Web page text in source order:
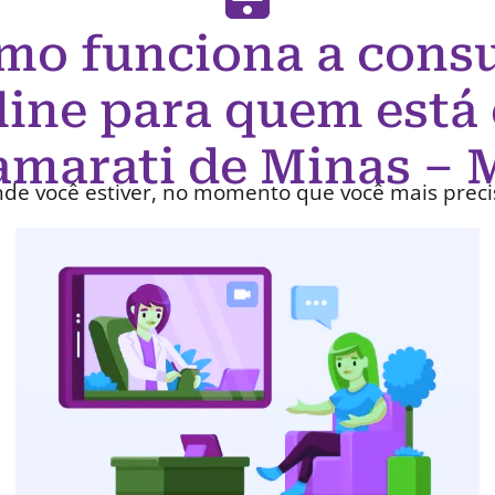
funciona a
para quem está
de Minas –
você estiver, no momento que você mais